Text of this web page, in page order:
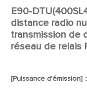
E90-
distance radio
transmission de
réseau de relais
[Puissance d'émission]：